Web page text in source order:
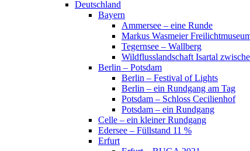
Deutschland
Bayern
Ammersee – eine Runde
Markus Wasmeier
Tegernsee – Wallberg
Wildflusslandschaft Isartal
Berlin – Potsdam
Berlin – Festival of Lights
Berlin – ein Rundgang am Tag
Potsdam – Schloss Cecilienhof
Potsdam – ein Rundgang
Celle – ein kleiner Rundgang
Edersee – Füllstand 11 %
Erfurt